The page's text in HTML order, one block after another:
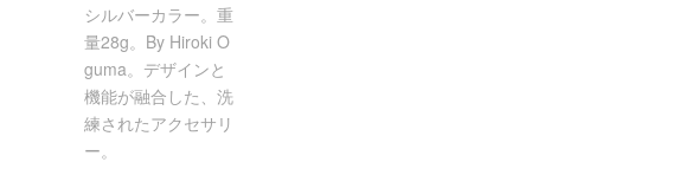
シルバーカラー。重
量28g。By Hiroki O
guma。デザインと
機能が融合した、洗
練されたアクセサリ
ー。